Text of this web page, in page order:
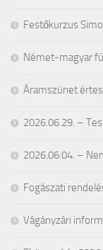
Festőkurzus
Német-magyar
Áramszünet
2026.06.29. –
2026.06.04. –
Fogászati
Vágányzári